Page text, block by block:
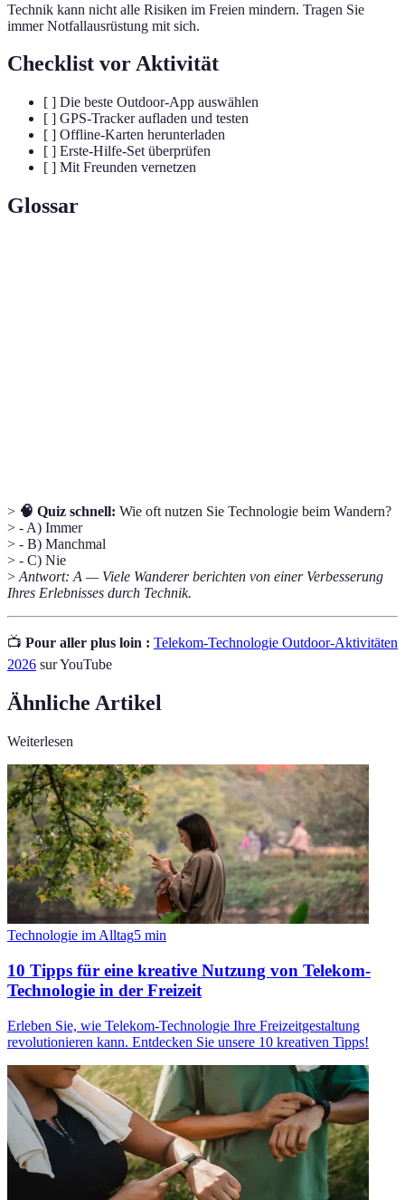
Technik kann nicht alle Risiken im Freien mindern. Tragen Sie
immer Notfallausrüstung mit sich.
Checklist vor Aktivität
[ ] Die beste Outdoor-App auswählen
[ ] GPS-Tracker aufladen und testen
[ ] Offline-Karten herunterladen
[ ] Erste-Hilfe-Set überprüfen
[ ] Mit Freunden vernetzen
Glossar
> 🧠 Quiz schnell: Wie oft nutzen Sie Technologie beim Wandern?
> - A) Immer
> - B) Manchmal
> - C) Nie
> Antwort: A — Viele Wanderer berichten von einer Verbesserung
Ihres Erlebnisses durch Technik.
📺 Pour aller plus loin : Telekom-Technologie Outdoor-Aktivitäten
2026 sur YouTube
Ähnliche Artikel
Weiterlesen
Technologie im Alltag5 min
10 Tipps für eine kreative Nutzung von Telekom-
Technologie in der Freizeit
Erleben Sie, wie Telekom-Technologie Ihre Freizeitgestaltung
revolutionieren kann. Entdecken Sie unsere 10 kreativen Tipps!